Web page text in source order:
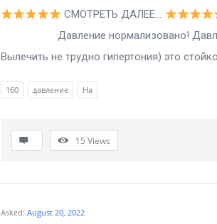
СМОТРЕТЬ ДАЛЕЕ…
Давление нормализовано!
Вылечить не трудно гипертония) это
160 давление На
15 Views
Asked: August 20, 2022